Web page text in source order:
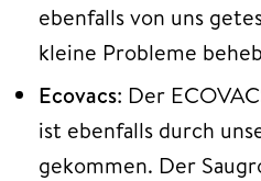
ebenfalls von uns
kleine Probleme
Ecovacs: Der
ist ebenfalls durch
gekommen. Der